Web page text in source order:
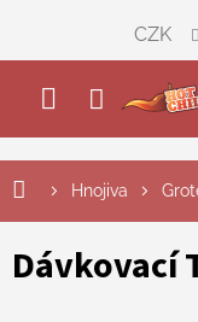
obsah
CZK
Hnojiva
Dávkovací